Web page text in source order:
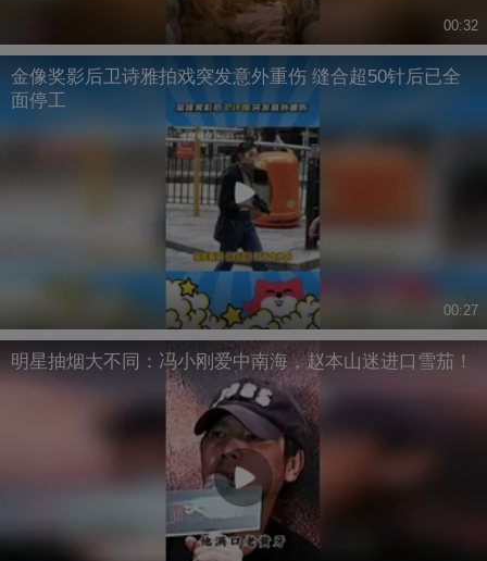
00:32
金像奖影后卫诗雅拍戏突发意外重伤 缝合超50针后已全
面停工
00:27
明星抽烟大不同：冯小刚爱中南海，赵本山迷进口雪茄！